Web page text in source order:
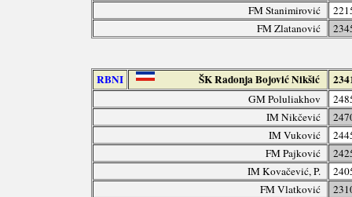
FM Stanimirović
FM Zlatanović
RBNI ŠK Radonja Bojović Nikšić
GM Poluliakhov
IM Nikčević
IM Vuković
FM Pajković
IM Kovačević, P.
FM Vlatković